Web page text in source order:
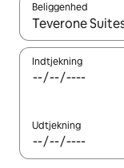
Beliggenhed
Når resultaterne
Indtjekning
Udtjekning